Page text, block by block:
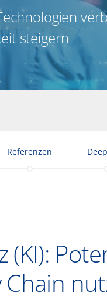
steigern
Referenzen
(KI):